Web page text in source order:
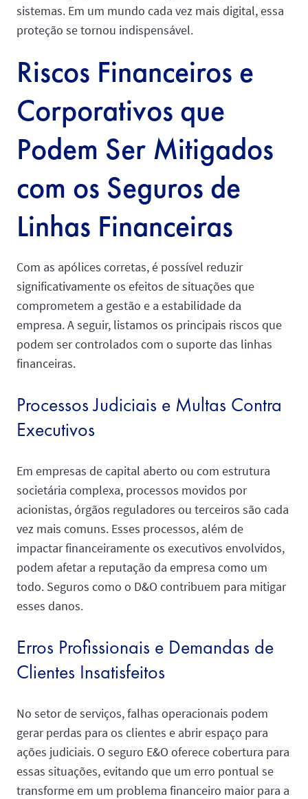
sistemas. Em um mundo cada vez mais digital, essa
proteção se tornou indispensável.
Riscos Financeiros e
Corporativos que
Podem Ser Mitigados
com os Seguros de
Linhas Financeiras
Com as apólices corretas, é possível reduzir
significativamente os efeitos de situações que
comprometem a gestão e a estabilidade da
empresa. A seguir, listamos os principais riscos que
podem ser controlados com o suporte das linhas
financeiras.
Processos Judiciais e Multas Contra
Executivos
Em empresas de capital aberto ou com estrutura
societária complexa, processos movidos por
acionistas, órgãos reguladores ou terceiros são cada
vez mais comuns. Esses processos, além de
impactar financeiramente os executivos envolvidos,
podem afetar a reputação da empresa como um
todo. Seguros como o D&O contribuem para mitigar
esses danos.
Erros Profissionais e Demandas de
Clientes Insatisfeitos
No setor de serviços, falhas operacionais podem
gerar perdas para os clientes e abrir espaço para
ações judiciais. O seguro E&O oferece cobertura para
essas situações, evitando que um erro pontual se
transforme em um problema financeiro maior para a